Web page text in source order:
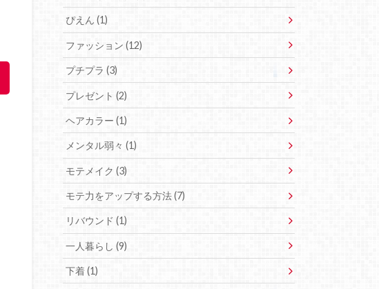
ぴえん (1)
ファッション (12)
プチプラ (3)
プレゼント (2)
ヘアカラー (1)
メンタル弱々 (1)
モテメイク (3)
モテ力をアップする方法 (7)
リバウンド (1)
一人暮らし (9)
下着 (1)